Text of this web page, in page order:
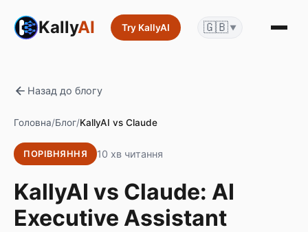
KallyAI Try KallyAI 🇬🇧 ▼
Назад до блогу
Головна/Блог/KallyAI vs Claude
ПОРІВНЯННЯ 10 хв читання
KallyAI vs Claude: AI
Executive Assistant